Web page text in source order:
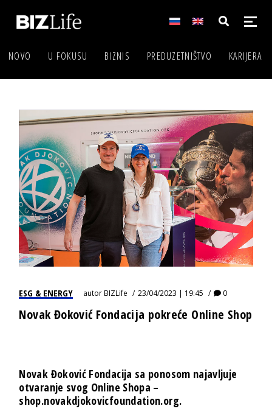
NOVO U FOKUSU BIZNIS PREDUZETNIŠTVO KARIJERA
ESG & ENERGY autorBIZLife 23/04/2023 | 19:45 0
Novak Đoković Fondacija pokreće Online Shop
Novak Đoković Fondacija sa ponosom najavljuje
otvaranje svog Online Shopa –
shop.novakdjokovicfoundation.org.